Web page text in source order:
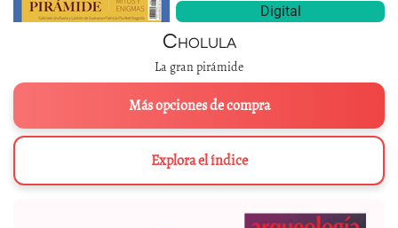
Digital
Cholula
La gran pirámide
Más opciones de compra
Explora el índice